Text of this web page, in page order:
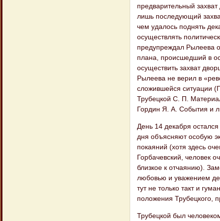
предварительный
лишь последующий
чем удалось поднять
осуществлять
предупреждал Рылеева
плана, происшедший в
осуществить захват
Рылеева не верил в
сложившейся ситуации
Трубецкой С. П.
Гордин Я. А. События и
День 14 декабря
дня объясняют особую
покаяний (хотя здесь
Горбачевский, человек
близкое к отчаянию).
любовью и уважением
тут не только такт и
положения Трубецкого,
Трубецкой был